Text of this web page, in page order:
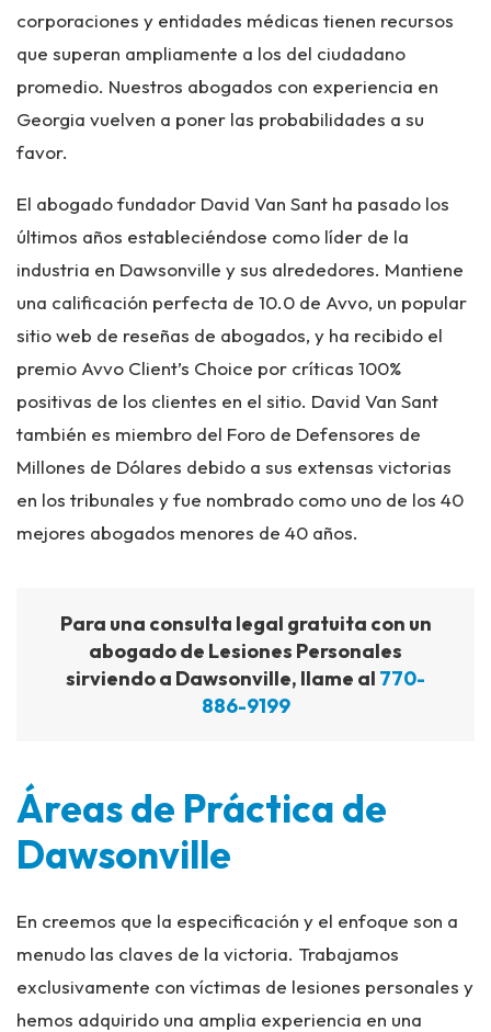
corporaciones y entidades médicas tienen recursos
que superan ampliamente a los del ciudadano
promedio. Nuestros abogados con experiencia en
Georgia vuelven a poner las probabilidades a su
favor.
El abogado fundador David Van Sant ha pasado los
últimos años estableciéndose como líder de la
industria en Dawsonville y sus alrededores. Mantiene
una calificación perfecta de 10.0 de Avvo, un popular
sitio web de reseñas de abogados, y ha recibido el
premio Avvo Client’s Choice por críticas 100%
positivas de los clientes en el sitio. David Van Sant
también es miembro del Foro de Defensores de
Millones de Dólares debido a sus extensas victorias
en los tribunales y fue nombrado como uno de los 40
mejores abogados menores de 40 años.
Para una consulta legal gratuita con un
abogado de Lesiones Personales
sirviendo a Dawsonville, llame al 770-
886-9199
Áreas de Práctica de
Dawsonville
En creemos que la especificación y el enfoque son a
menudo las claves de la victoria. Trabajamos
exclusivamente con víctimas de lesiones personales y
hemos adquirido una amplia experiencia en una